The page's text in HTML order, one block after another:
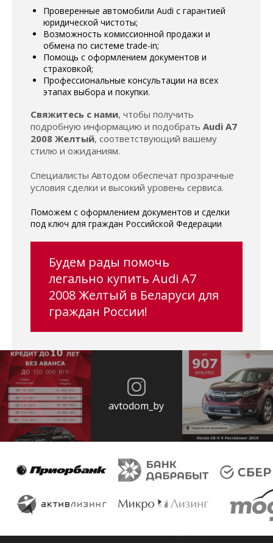
Проверенные автомобили Audi с гарантией
юридической чистоты;
Возможность комиссионной продажи и
обмена по системе trade-in;
Помощь с оформлением документов и
страховкой;
Профессиональные консультации на всех
этапах выбора и покупки.
Свяжитесь с нами, чтобы получить
подробную информацию и подобрать Audi A7
2008 Желтый, соответствующий вашему
стилю и ожиданиям.
Специалисты Автодом обеспечат прозрачные
условия сделки и высокий уровень сервиса.
Поможем с оформлением документов и сделки
под ключ для граждан Российской Федерации
Будем рады помочь
легально купить Audi A7
2008 Желтый в Беларуси для
граждан России!
avtodom_by